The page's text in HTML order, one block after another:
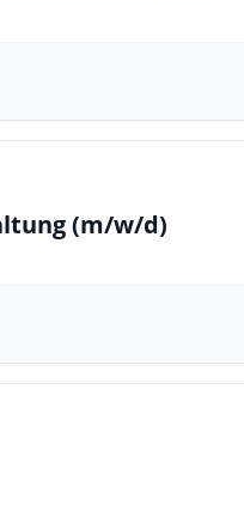
(m/w/d)